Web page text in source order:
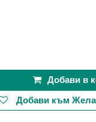
Добави в
Добави към